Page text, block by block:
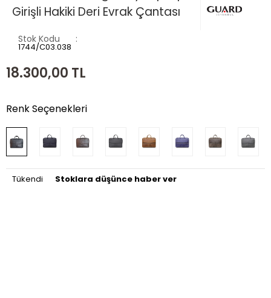
Girişli Hakiki Deri Evrak Çantası
Stok Kodu
1744/C03.038
18.300,00 TL
Renk Seçenekleri
Tükendi Stoklara düşünce haber ver